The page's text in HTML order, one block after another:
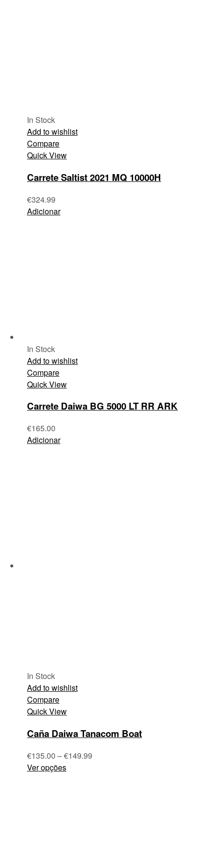
In Stock
Add to wishlist
Compare
Quick View
Carrete Saltist 2021 MQ 10000H
€324.99
Adicionar
In Stock
Add to wishlist
Compare
Quick View
Carrete Daiwa BG 5000 LT RR ARK
€165.00
Adicionar
In Stock
Add to wishlist
Compare
Quick View
Caña Daiwa Tanacom Boat
€135.00 –€149.99
Ver opções